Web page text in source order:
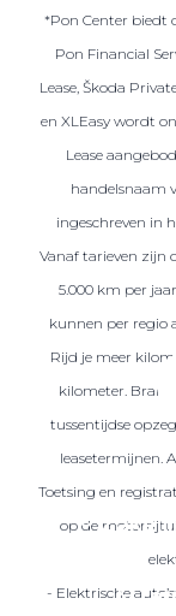
*Pon Center biedt
Pon Financial
Lease, Škoda
en XLEasy wordt
Lease
handelsnaam
ingeschreven in
Vanaf tarieven zijn
5.000 km per
kunnen per regio
Rijd je meer
kilometer.
tussentijdse
leasetermijnen.
Toetsing en
op de
- Elektrische